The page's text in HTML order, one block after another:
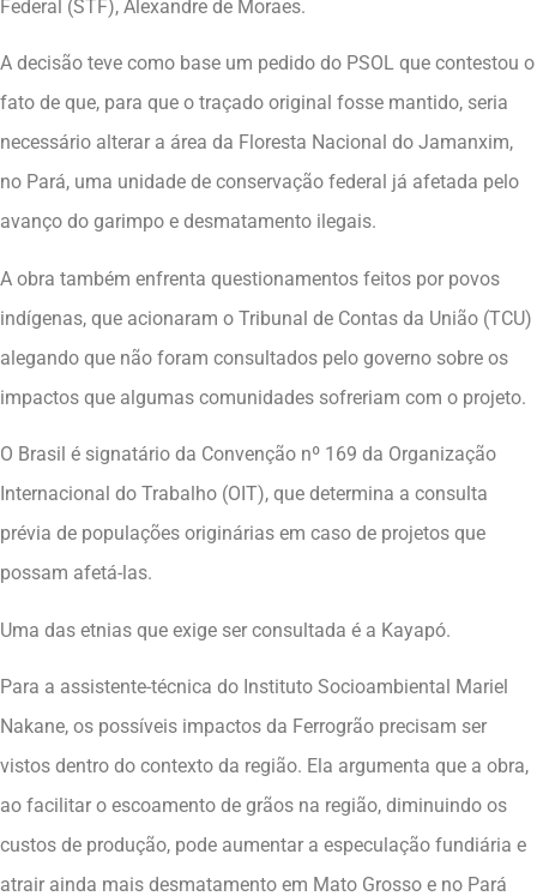
Federal (STF), Alexandre de Moraes.
A decisão teve como base um pedido do PSOL que contestou o
fato de que, para que o traçado original fosse mantido, seria
necessário alterar a área da Floresta Nacional do Jamanxim,
no Pará, uma unidade de conservação federal já afetada pelo
avanço do garimpo e desmatamento ilegais.
A obra também enfrenta questionamentos feitos por povos
indígenas, que acionaram o Tribunal de Contas da União (TCU)
alegando que não foram consultados pelo governo sobre os
impactos que algumas comunidades sofreriam com o projeto.
O Brasil é signatário da Convenção nº 169 da Organização
Internacional do Trabalho (OIT), que determina a consulta
prévia de populações originárias em caso de projetos que
possam afetá-las.
Uma das etnias que exige ser consultada é a Kayapó.
Para a assistente-técnica do Instituto Socioambiental Mariel
Nakane, os possíveis impactos da Ferrogrão precisam ser
vistos dentro do contexto da região. Ela argumenta que a obra,
ao facilitar o escoamento de grãos na região, diminuindo os
custos de produção, pode aumentar a especulação fundiária e
atrair ainda mais desmatamento em Mato Grosso e no Pará